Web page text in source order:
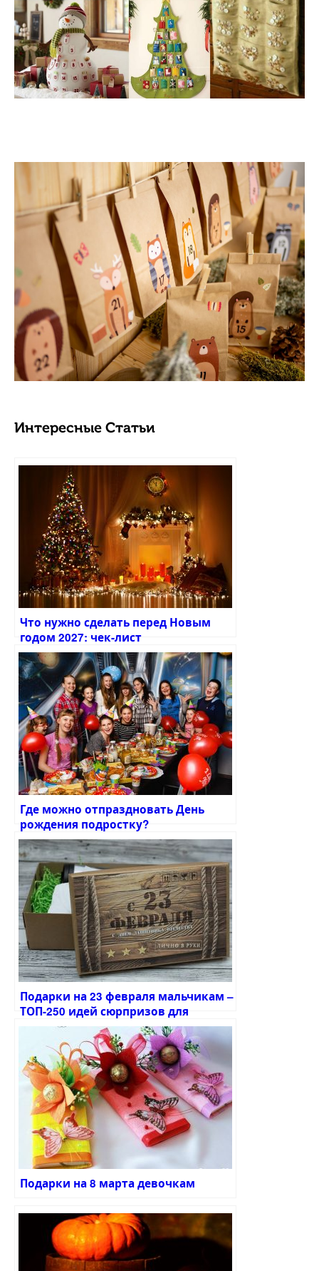
Интересные Статьи
Что нужно сделать перед Новым
годом 2027: чек-лист
предновогодних дел
Где можно отпраздновать День
рождения подростку?
Подарки на 23 февраля мальчикам –
ТОП-250 идей сюрпризов для
детского праздника
Подарки на 8 марта девочкам